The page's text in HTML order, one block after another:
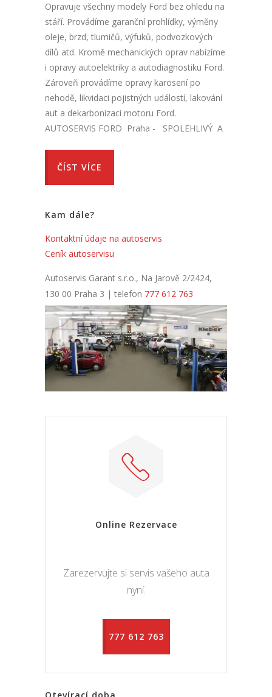
Opravuje všechny modely Ford bez ohledu na
stáří. Provádíme garanční prohlídky, výměny
oleje, brzd, tlumičů, výfuků, podvozkových
dílů atd. Kromě mechanických oprav nabízíme
i opravy autoelektriky a autodiagnostiku Ford.
Zároveň provádíme opravy karoserií po
nehodě, likvidaci pojistných událostí, lakování
aut a dekarbonizaci motoru Ford.
AUTOSERVIS FORD Praha - SPOLEHLIVÝ A
ČÍST VÍCE
Kam dále?
Kontaktní údaje na autoservis
Ceník autoservisu
Autoservis Garant s.r.o., Na Jarově 2/2424,
130 00 Praha 3 | telefon 777 612 763
Online Rezervace
Zarezervujte si servis vašeho auta
nyní.
777 612 763